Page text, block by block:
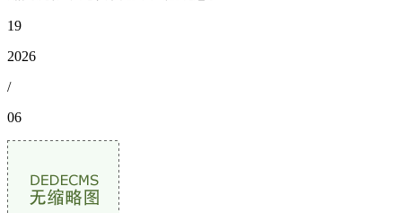
19
2026
/
06